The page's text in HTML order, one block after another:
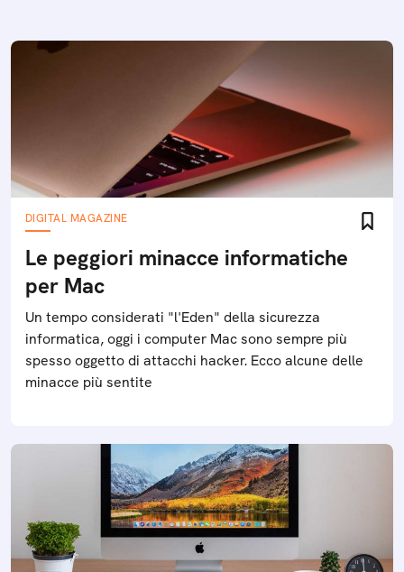
DIGITAL MAGAZINE
Le peggiori minacce informatiche
per Mac
Un tempo considerati "l'Eden" della sicurezza
informatica, oggi i computer Mac sono sempre più
spesso oggetto di attacchi hacker. Ecco alcune delle
minacce più sentite